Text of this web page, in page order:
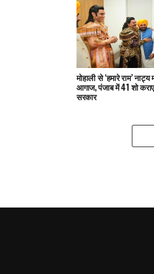
मोहाली से ‘हमारे राम’
आगाज, पंजाब में 41 शो
सरकार